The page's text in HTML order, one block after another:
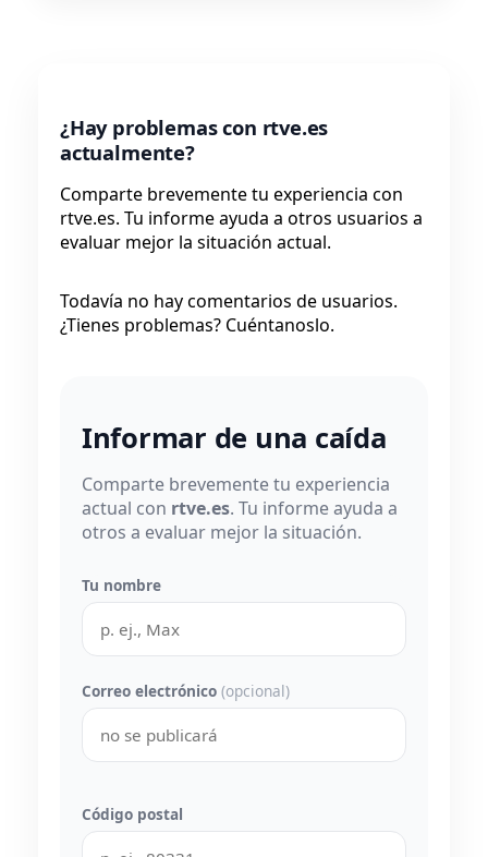
¿Hay problemas con rtve.es
actualmente?
Comparte brevemente tu experiencia con
rtve.es. Tu informe ayuda a otros usuarios a
evaluar mejor la situación actual.
Todavía no hay comentarios de usuarios.
¿Tienes problemas? Cuéntanoslo.
Informar de una caída
Comparte brevemente tu experiencia
actual con rtve.es. Tu informe ayuda a
otros a evaluar mejor la situación.
Tu nombre
Correo electrónico (opcional)
Código postal